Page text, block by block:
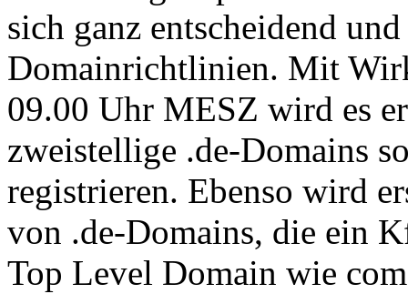
sich ganz entscheidend
Domainrichtlinien. Mit
09.00 Uhr MESZ wird es
zweistellige .de-Domains
registrieren. Ebenso wird
von .de-Domains, die ein
Top Level Domain wie